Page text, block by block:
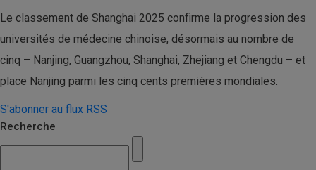
Le classement de Shanghai 2025 confirme la progression des
universités de médecine chinoise, désormais au nombre de
cinq – Nanjing, Guangzhou, Shanghai, Zhejiang et Chengdu – et
place Nanjing parmi les cinq cents premières mondiales.
S'abonner au flux RSS
Recherche